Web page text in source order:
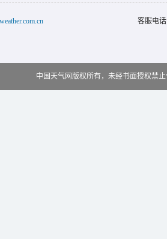
客服电
中国天气网版权所有，未经书面授权